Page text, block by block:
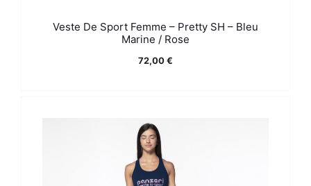
Veste De Sport Femme – Pretty SH – Bleu
Marine / Rose
72,00 €